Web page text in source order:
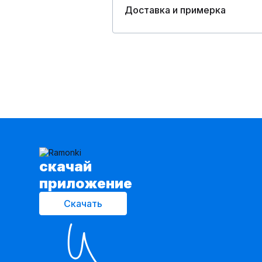
Доставка и примерка
cкачай
приложение
Скачать